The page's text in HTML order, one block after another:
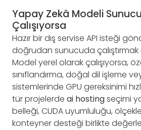
Yapay Zekâ Modeli
Çalışıyorsa
Hazır bir dış servise API isteği
doğrudan sunucuda çalıştırmak
Model yerel olarak çalışıyorsa,
sınıflandırma, doğal dil işleme
sistemlerinde GPU gereksinimi
tür projelerde ai hostingseçimi
belleği, CUDA uyumluluğu,
konteyner desteği birlikte